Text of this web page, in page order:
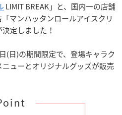
LIMIT BREAK」と、国内一の店舗
マンハッタンロールアイスクリ
定しました！
(日)の期間限定で、登場キャラク
ューとオリジナルグッズが販売